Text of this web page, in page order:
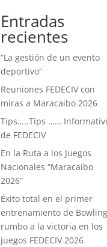
Entradas
recientes
“La gestión de un evento
deportivo“
Reuniones FEDECIV con
miras a Maracaibo 2026
Tips…..Tips ……
de FEDECIV
En la Ruta a los Juegos
Nacionales “Maracaibo
2026”
Éxito total en el primer
entrenamiento de Bowling
rumbo a la victoria en los
juegos FEDECIV 2026